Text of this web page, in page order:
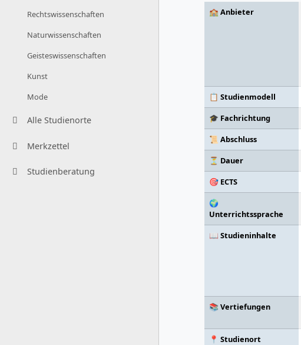
Rechtswissenschaften
Naturwissenschaften
Geisteswissenschaften
Kunst
Mode
Alle Studienorte
Merkzettel
Studienberatung
🏫 Anbieter
📋 Studienmodell
🎓 Fachrichtung
📜 Abschluss
⏳ Dauer
🎯 ECTS
🌍
Unterrichtssprache
📖 Studieninhalte
📚 Vertiefungen
📍 Studienort